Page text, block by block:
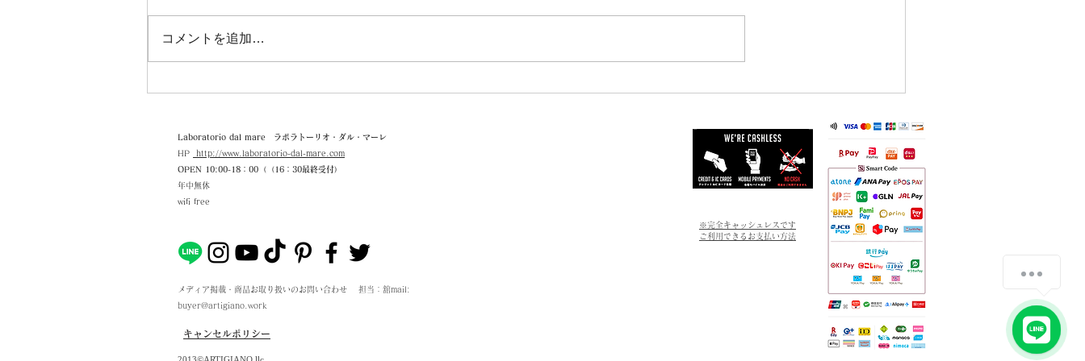
夏の訪れ🍉
たしますが、何卒ご理解いただけ
おります。 今後の天候状況によ
り変更が生じる場合は、改めてご
案内させていただきます。 皆さ
まもどうぞお気をつけてお過ごし
ください。 Laboratorio dal mare
スタッ
コメントを追加…
Laboratorio dal mare ラボラトーリオ・ダル・マーレ
HP
http://www.laboratorio-dal-mare.com
OPEN 10:00-18：00（（16：30最終受付）
年中無休
wifi free​
メディア掲載・商品お取り扱いのお問い合わせ 担当：舘mail:
buyer@artigiano.work
キャンセルポリシー
※完全キャッシュレスです
ご利用できるお支払い方法